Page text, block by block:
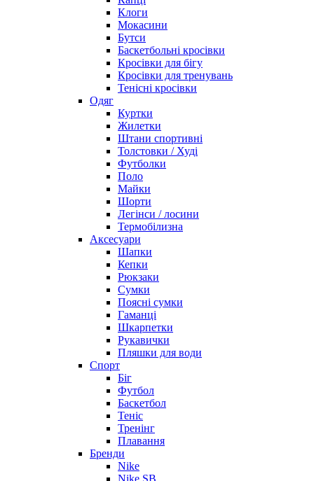
Клоги
Мокасини
Бутси
Баскетбольні кросівки
Кросівки для бігу
Кросівки для тренувань
Тенісні кросівки
Одяг
Куртки
Жилетки
Штани спортивні
Толстовки / Худі
Футболки
Поло
Майки
Шорти
Легінси / лосини
Термобілизна
Аксесуари
Шапки
Кепки
Рюкзаки
Сумки
Поясні сумки
Гаманці
Шкарпетки
Рукавички
Пляшки для води
Спорт
Біг
Футбол
Баскетбол
Теніс
Тренінг
Плавання
Бренди
Nike
Nike SB